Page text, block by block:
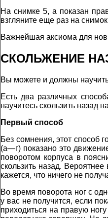
На снимке 5, а показан
взгляните еще раз на
Важнейшая аксиома для
СКОЛЬЖЕНИЕ
Вы можете и должны
Есть два различных
научитесь скользить назад
Первый способ
Без сомнения, этот способ
(а—г) показано это
поворотом корпуса в
скользить назад.
кажется, что ничего не
Во время поворота ног с
у вас не получится, если
приходиться на правую